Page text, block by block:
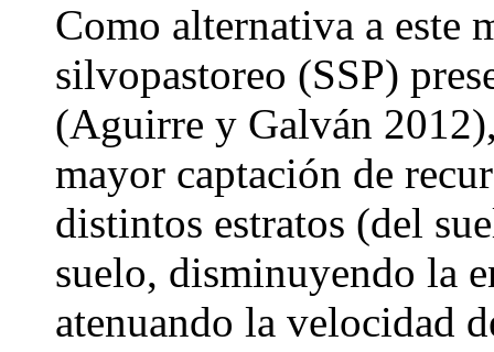
Como alternativa a este
silvopastoreo (SSP)
(Aguirre y Galván
mayor captación de
distintos estratos (del
suelo, disminuyendo la
atenuando la velocidad